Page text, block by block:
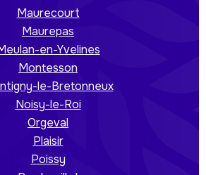
Maurecourt
Maurepas
en-Yvelines
Montesson
le-Bretonneux
Noisy-le-Roi
Orgeval
Plaisir
Poissy